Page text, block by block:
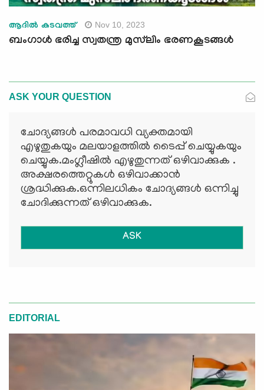
ആദില്‍ കടവത്ത് Nov 10, 2023
ബംഗാള്‍ ഭരിച്ച സ്വതന്ത്ര മുസ്‍ലിം ഭരണകൂടങ്ങള്‍
ASK YOUR QUESTION
ചോദ്യങ്ങള്‍ പരമാവധി വ്യക്തമായി
എഴുതുകയും മലയാളത്തില്‍ ടൈപ്പ് ചെയ്യുകയും
ചെയ്യുക.മംഗ്ലീഷില്‍ എഴുതുന്നത് ഒഴിവാക്കുക .
അക്ഷരത്തെറ്റുകള്‍ ഒഴിവാക്കാന്‍
ശ്രദ്ധിക്കുക.ഒന്നിലധികം ചോദ്യങ്ങള്‍ ഒന്നിച്ചു
ചോദിക്കുന്നത് ഒഴിവാക്കുക.
ASK
EDITORIAL